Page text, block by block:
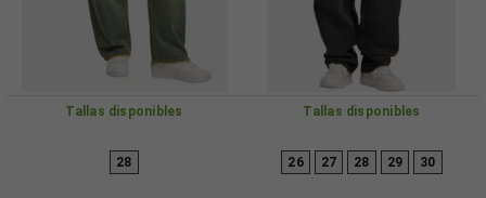
Tallas disponibles
28
Tallas disponibles
26 27 28 29 30